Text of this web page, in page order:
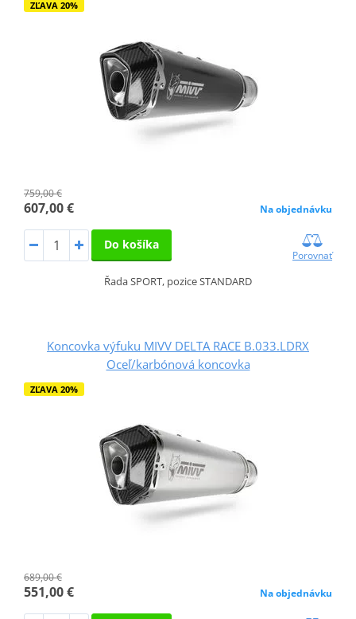
ZĽAVA 20%
759,00 €
607,00 € Na objednávku
Do košíka
Porovnať
Řada SPORT, pozice STANDARD
Koncovka výfuku MIVV DELTA RACE B.033.LDRX
Oceľ/karbónová koncovka
ZĽAVA 20%
689,00 €
551,00 € Na objednávku